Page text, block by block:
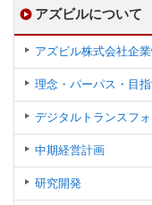
アズビルについて
アズビル株式会社企
理念・パーパス・目
デジタルトランスフ
中期経営計画
研究開発